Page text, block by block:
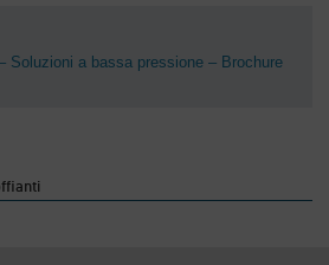
Soluzioni a bassa pressione – Brochure